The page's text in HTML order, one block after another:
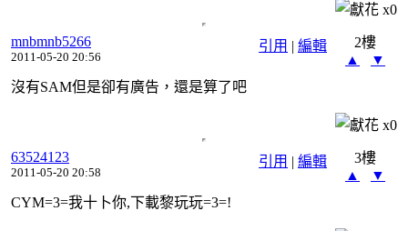
x0
引用 | 編輯
mnbmnb5266
2011-05-20 20:56
2樓
▲
▼
沒有SAM但是卻有廣告，還是算了吧
x0
引用 | 編輯
63524123
2011-05-20 20:58
3樓
▲
▼
CYM=3=我十卜你,下載黎玩玩=3=!